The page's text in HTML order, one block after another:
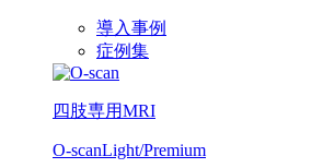
導入事例
症例集
四肢専用MRI
O-scanLight/Premium